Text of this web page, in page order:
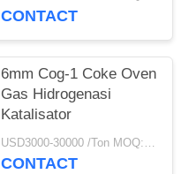
CONTACT
6mm Cog-1 Coke Oven
Gas Hidrogenasi
Katalisator
USD3000-30000 /Ton MOQ:1 KG
CONTACT